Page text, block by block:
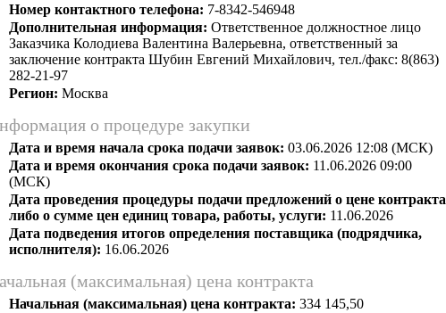
Номер контактного телефона: 7-8342-546948
Дополнительная информация: Ответственное должностное лицо
Заказчика Колодиева Валентина Валерьевна, ответственный за
заключение контракта Шубин Евгений Михайлович, тел./факс: 8(863)
282-21-97
Регион: Москва
о процедуре закупки
Дата и время начала срока подачи заявок: 03.06.2026 12:08 (МСК)
Дата и время окончания срока подачи заявок: 11.06.2026 09:00
(МСК)
Дата проведения процедуры подачи предложений о цене контракта
либо о сумме цен единиц товара, работы, услуги: 11.06.2026
Дата подведения итогов определения поставщика (подрядчика,
исполнителя): 16.06.2026
(максимальная) цена контракта
Начальная (максимальная) цена контракта: 334 145,50